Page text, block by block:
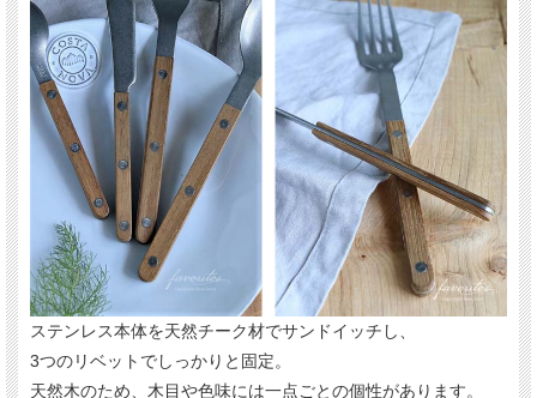
ステンレス本体を天然チーク材でサンドイッチし、
3つのリベットでしっかりと固定。
天然木のため、木目や色味には一点ごとの個性があります。